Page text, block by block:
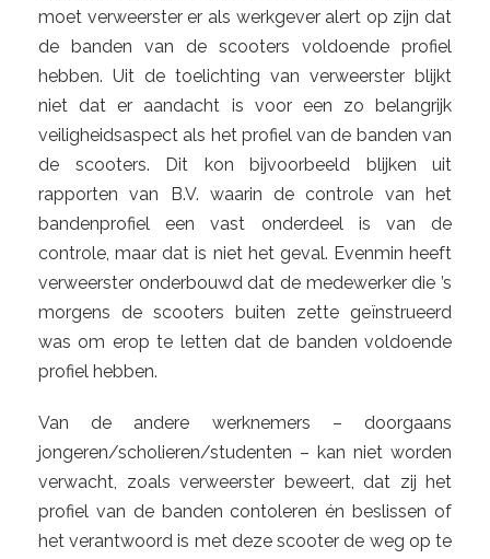
moet verweerster er als werkgever alert op zijn dat
de banden van de scooters voldoende profiel
hebben. Uit de toelichting van verweerster blijkt
niet dat er aandacht is voor een zo belangrijk
veiligheidsaspect als het profiel van de banden van
de scooters. Dit kon bijvoorbeeld blijken uit
rapporten van B.V. waarin de controle van het
bandenprofiel een vast onderdeel is van de
controle, maar dat is niet het geval. Evenmin heeft
verweerster onderbouwd dat de medewerker die ’s
morgens de scooters buiten zette geïnstrueerd
was om erop te letten dat de banden voldoende
profiel hebben.
Van de andere werknemers – doorgaans
jongeren/scholieren/studenten – kan niet worden
verwacht, zoals verweerster beweert, dat zij het
profiel van de banden contoleren én beslissen of
het verantwoord is met deze scooter de weg op te